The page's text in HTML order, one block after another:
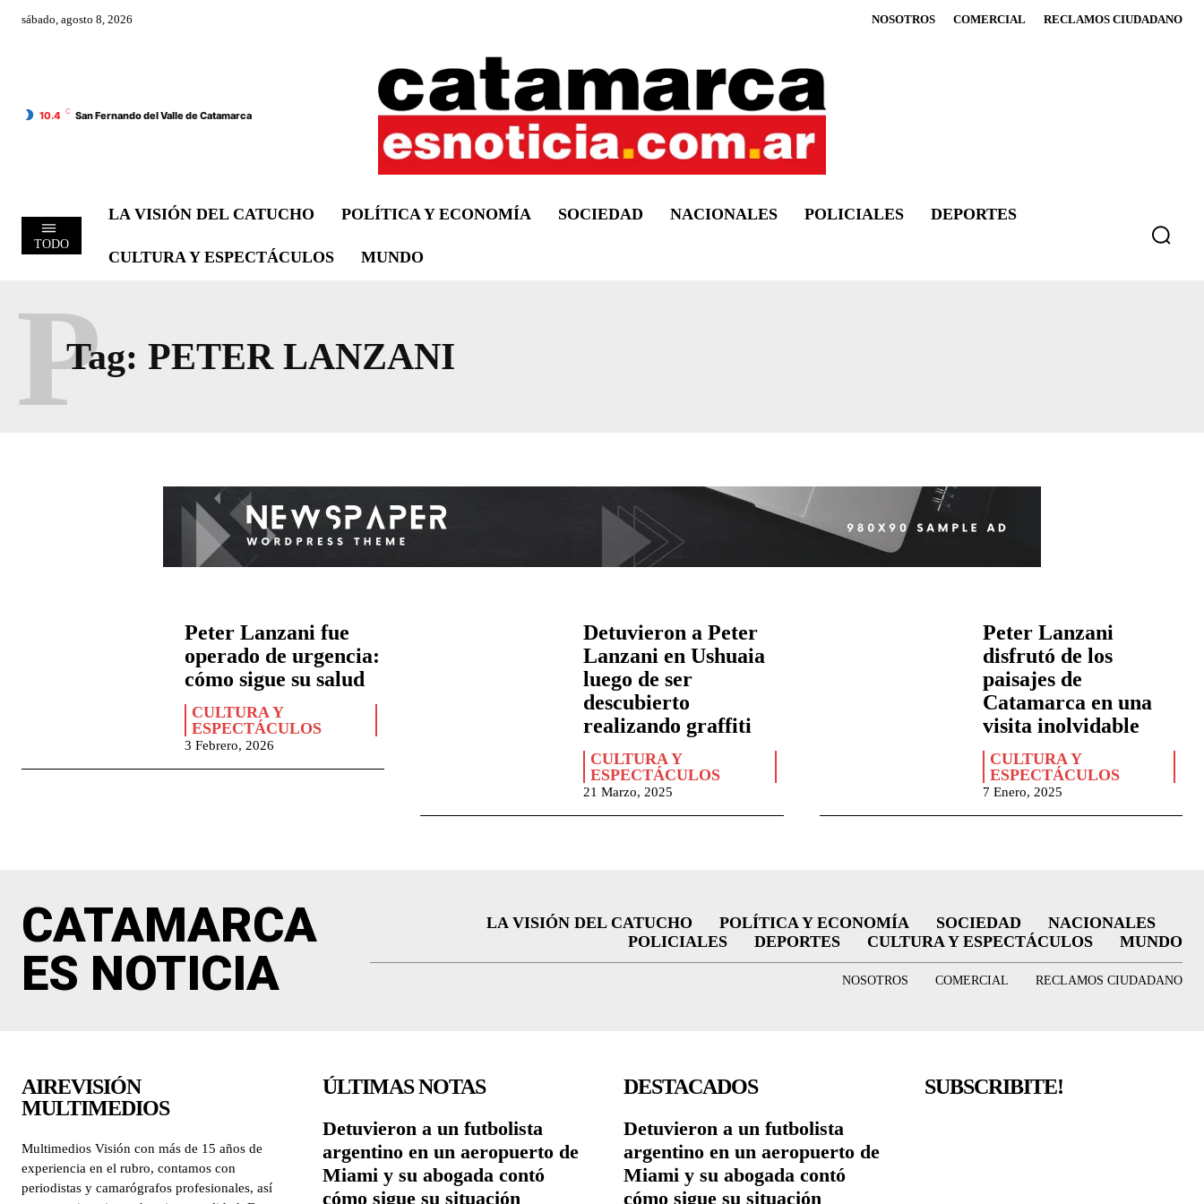
sábado, agosto 8, 2026 NOSOTROS COMERCIAL RECLAMOS CIUDADANO
10.4 C San Fernando del Valle de Catamarca
TODO
LA VISIÓN DEL CATUCHO POLÍTICA Y ECONOMÍA SOCIEDAD NACIONALES POLICIALES DEPORTES
CULTURA Y ESPECTÁCULOS MUNDO
Tag: PETER LANZANI
P
Peter Lanzani fue
operado de urgencia:
cómo sigue su salud
CULTURA Y
ESPECTÁCULOS
3 Febrero, 2026
Detuvieron a Peter
Lanzani en Ushuaia
luego de ser
descubierto
realizando graffiti
CULTURA Y
ESPECTÁCULOS
21 Marzo, 2025
Peter Lanzani
disfrutó de los
paisajes de
Catamarca en una
visita inolvidable
CULTURA Y
ESPECTÁCULOS
7 Enero, 2025
CATAMARCA
ES NOTICIA
LA VISIÓN DEL CATUCHO POLÍTICA Y ECONOMÍA SOCIEDAD
NACIONALES
POLICIALES
DEPORTES CULTURA Y ESPECTÁCULOS MUNDO
NOSOTROS COMERCIAL RECLAMOS CIUDADANO
AIREVISIÓN
MULTIMEDIOS
Multimedios Visión con más de 15 años de
experiencia en el rubro, contamos con
periodistas y camarógrafos profesionales, así
ÚLTIMAS NOTAS
Detuvieron a un futbolista
argentino en un aeropuerto de
Miami y su abogada contó
cómo sigue su situación
DESTACADOS
Detuvieron a un futbolista
argentino en un aeropuerto de
Miami y su abogada contó
cómo sigue su situación
SUBSCRIBITE!